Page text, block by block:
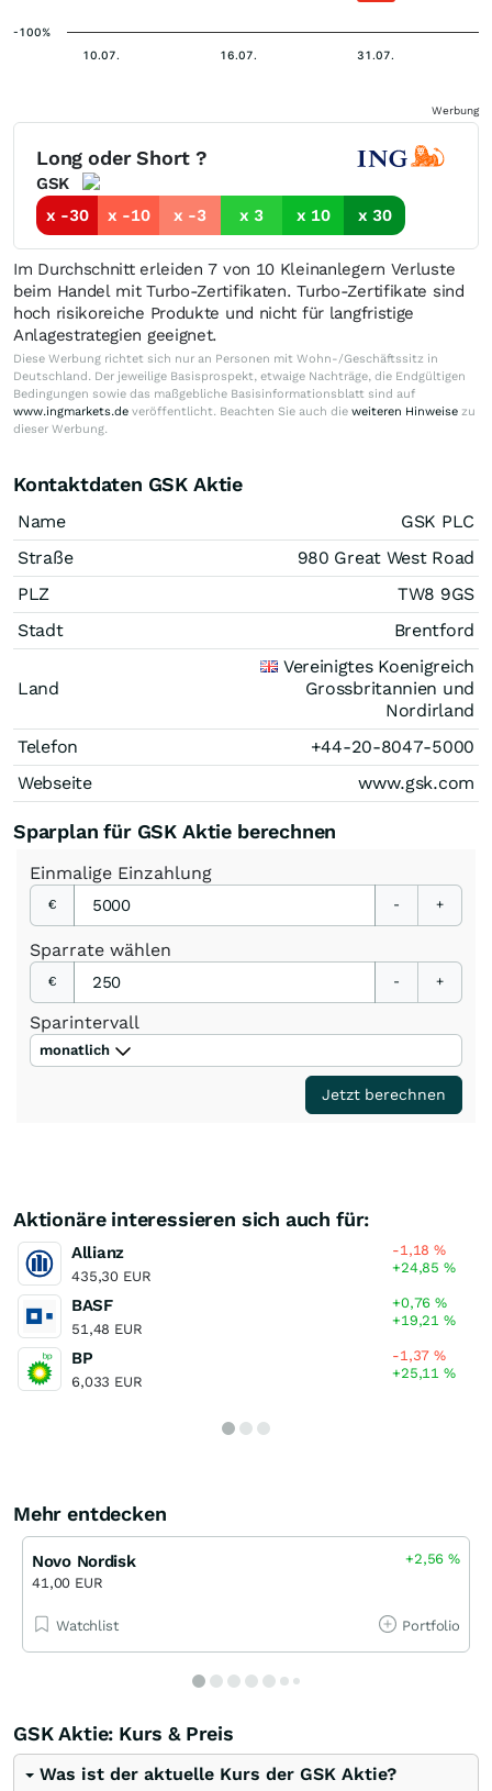
10.07. 16.07. 31.07.
-100%
Werbung
Long oder Short ?
GSK
x -30
x -10 x -3 x 3 x 10 x 30
Im Durchschnitt erleiden 7 von 10 Kleinanlegern Verluste
beim Handel mit Turbo-Zertifikaten. Turbo-Zertifikate sind
hoch risikoreiche Produkte und nicht für langfristige
Anlagestrategien geeignet.
Diese Werbung richtet sich nur an Personen mit Wohn-/Geschäftssitz in
Deutschland. Der jeweilige Basisprospekt, etwaige Nachträge, die Endgültigen
Bedingungen sowie das maßgebliche Basisinformationsblatt sind auf
www.ingmarkets.de veröffentlicht. Beachten Sie auch die weiteren Hinweise zu
dieser Werbung.
Kontaktdaten GSK Aktie
Name
GSK PLC
Straße
980 Great West Road
PLZ
TW8 9GS
Stadt
Brentford
Land
Vereinigtes Koenigreich
Grossbritannien und
Nordirland
Telefon
+44-20-8047-5000
Webseite
www.gsk.com
Sparplan für GSK Aktie berechnen
Einmalige Einzahlung
€ - +
Sparrate wählen
€ - +
Sparintervall
monatlich
Jetzt berechnen
Aktionäre interessieren sich auch für:
Allianz
435,30 EUR
-1,18%
+24,85%
BASF
51,48 EUR
+0,76%
+19,21%
BP
6,033 EUR
-1,37%
+25,11%
Mehr entdecken
Novo Nordisk
41,00 EUR
+2,56%
Watchlist Portfolio
GSK Aktie: Kurs & Preis
Was ist der aktuelle Kurs der GSK Aktie?